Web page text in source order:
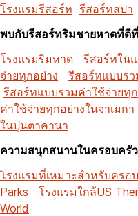
โรงแรมรีสอร์ท รีสอร์ทสปา
พบกับรีสอร์ทริมชายหาดที่ดี
โรงแรมริมหาด
รีสอร์ทใน
จ่ายทุกอย่าง
รีสอร์ทแบบร
รีสอร์ทแบบรวมค่าใช้จ่ายทุก
ค่าใช้จ่ายทุกอย่างในจาเมกา
ในปุนตาคานา
ความสนุกสนานในครอบครั
โรงแรมที่เหมาะสำหรับครอ
Parks
โรงแรมใกล้US
World